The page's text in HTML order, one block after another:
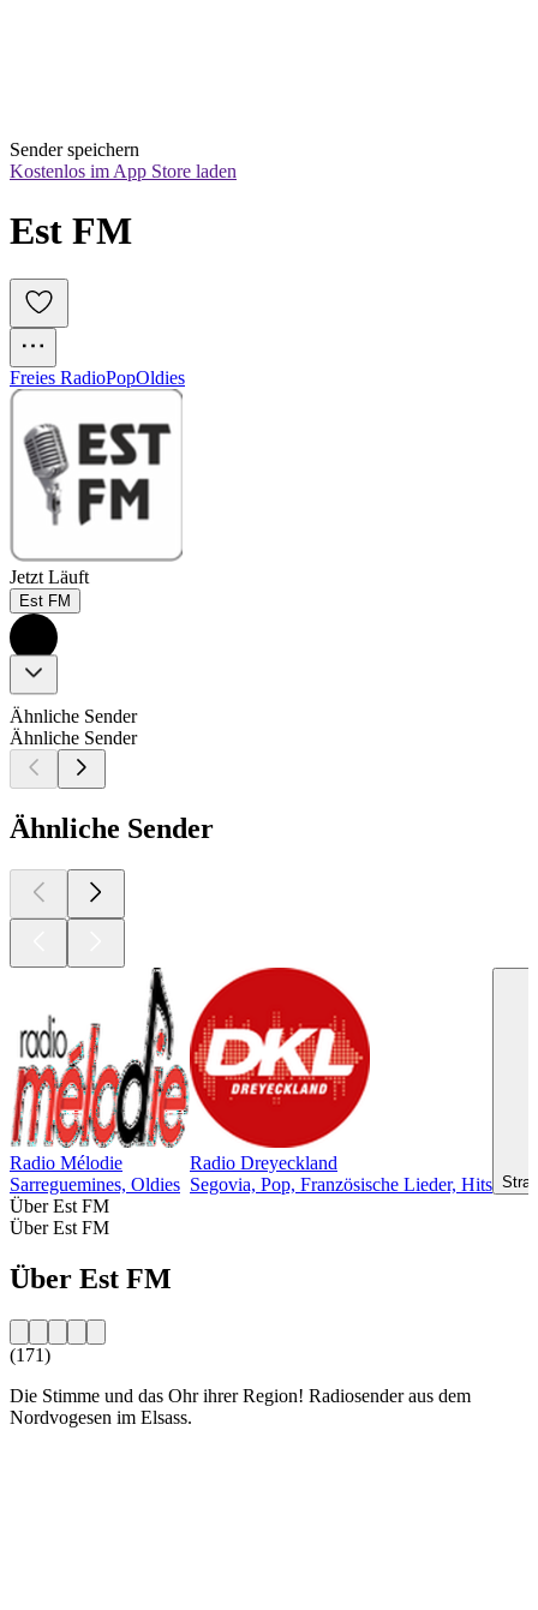
Sender speichern
Kostenlos im App Store laden
Est FM
Freies RadioPopOldies
Jetzt Läuft
Est FM
Ähnliche Sender
Ähnliche Sender
Ähnliche Sender
Radio Mélodie
Sarreguemines, Oldies
Radio Dreyeckland
Segovia, Pop, Französische Lieder, Hits
Über Est FM
Über Est FM
Über Est FM
(171)
Die Stimme und das Ohr ihrer Region! Radiosender aus dem
Nordvogesen im Elsass.